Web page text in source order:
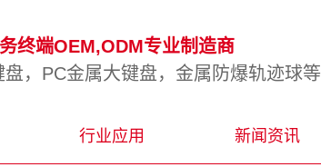
终端OEM,ODM专业制造商
，PC金属大键盘，金属防爆轨迹球等
行业应用 新闻资讯